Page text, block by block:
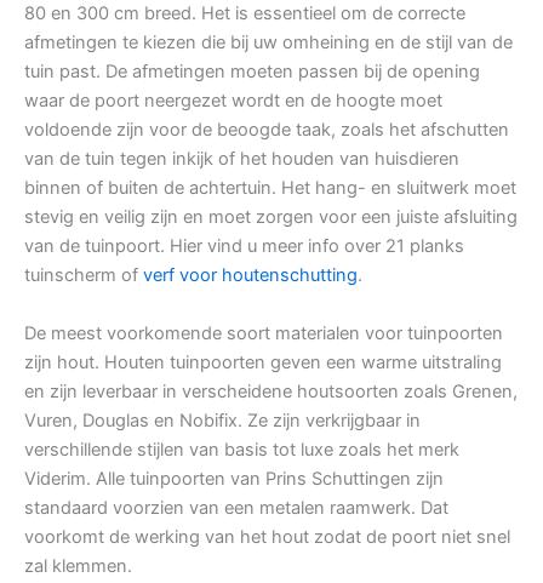
80 en 300 cm breed. Het is essentieel om de correcte
afmetingen te kiezen die bij uw omheining en de stijl van de
tuin past. De afmetingen moeten passen bij de opening
waar de poort neergezet wordt en de hoogte moet
voldoende zijn voor de beoogde taak, zoals het afschutten
van de tuin tegen inkijk of het houden van huisdieren
binnen of buiten de achtertuin. Het hang- en sluitwerk moet
stevig en veilig zijn en moet zorgen voor een juiste afsluiting
van de tuinpoort. Hier vind u meer info over 21 planks
tuinscherm of verf voor houtenschutting.
De meest voorkomende soort materialen voor tuinpoorten
zijn hout. Houten tuinpoorten geven een warme uitstraling
en zijn leverbaar in verscheidene houtsoorten zoals Grenen,
Vuren, Douglas en Nobifix. Ze zijn verkrijgbaar in
verschillende stijlen van basis tot luxe zoals het merk
Viderim. Alle tuinpoorten van Prins Schuttingen zijn
standaard voorzien van een metalen raamwerk. Dat
voorkomt de werking van het hout zodat de poort niet snel
zal klemmen.